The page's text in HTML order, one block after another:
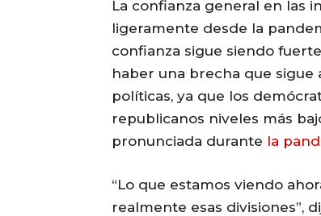
La confianza general en las
ligeramente desde la
confianza sigue siendo
haber una brecha que
políticas, ya que los
republicanos niveles más
pronunciada durante la
“Lo que estamos viendo
realmente esas divisiones”,